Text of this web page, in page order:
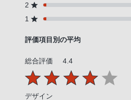
2
1
評価項目別の平均
総合評価 4.4
デザイン